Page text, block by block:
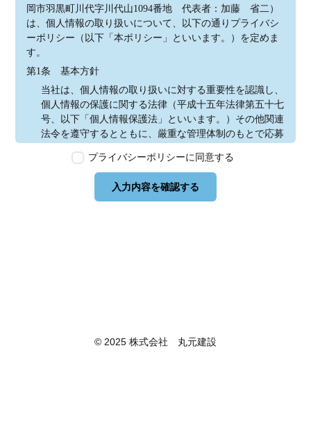
岡市羽黒町川代字川代山1094番地　代表者：加藤　省二）
は、個人情報の取り扱いについて、以下の通りプライバシ
ーポリシー（以下「本ポリシー」といいます。）を定めま
す。
第1条　基本方針
当社は、個人情報の取り扱いに対する重要性を認識し、
個人情報の保護に関する法律（平成十五年法律第五十七
号、以下「個人情報保護法」といいます。）その他関連
法令を遵守するとともに、厳重な管理体制のもとで応募
本ウェブサイトで取得する個人情報に限り適用されるも
のとします。
第2条　個人情報の定義
情報取扱事業者が、開示、内容の訂正、追加又は削除、
プライバシーポリシーに同意する
入力内容を確認する
© 2025 株式会社 丸元建設